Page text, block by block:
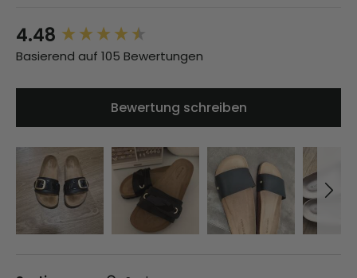
4.48
Basierend auf 105 Bewertungen
Bewertung schreiben
Suchen:
New content loaded